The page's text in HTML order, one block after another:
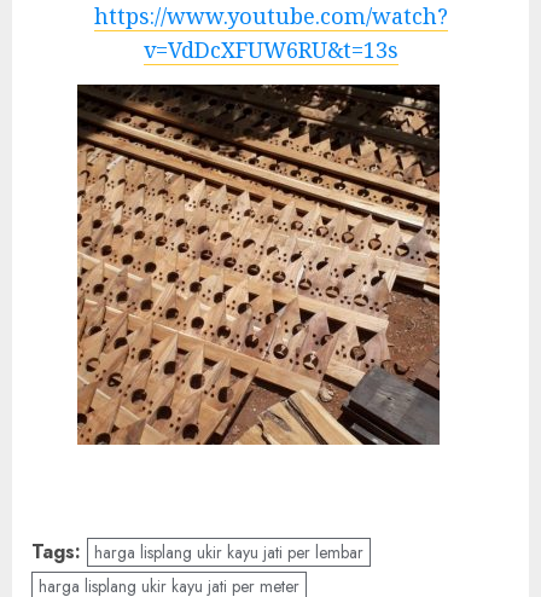
https://www.youtube.com/watch?
v=VdDcXFUW6RU&t=13s
Tags: harga lisplang ukir kayu jati per lembar
harga lisplang ukir kayu jati per meter